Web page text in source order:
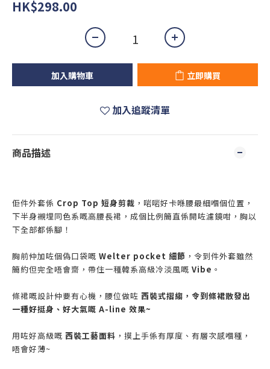
HK$298.00
加入購物車 立即購買
加入追蹤清單
商品描述
佢件外套係 Crop Top 短身剪裁 ，啱啱好卡喺腰最細嗰個位置，
下半身襯埋同色系嘅高腰長裙，成個比例簡直係開咗濾鏡咁，胸以
下全部都係腳！
胸前仲加咗個偽口袋嘅 Welter pocket 細節 ，令到件外套雖然
簡約但完全唔會齋，帶住一種韓系高級冷淡風嘅 Vibe 。
條裙嘅設計仲要有心機，腰位做咗 西裝式摺縐，令到條裙散發出
一種好挺身、好大氣嘅 A-line 效果~
用咗好高級嘅 西裝工藝面料 ，摸上手係有厚度、有層次感嗰種，
唔會好薄~